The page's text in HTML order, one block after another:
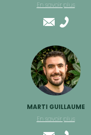
En savoir plus
MARTI GUILLAUME
En savoir plus